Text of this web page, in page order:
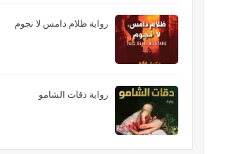
رواية ظلام دامس لا نجوم
رواية دقات الشامو